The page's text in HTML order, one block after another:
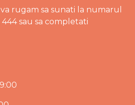
rugam sa sunati la numarul
sau sa completati